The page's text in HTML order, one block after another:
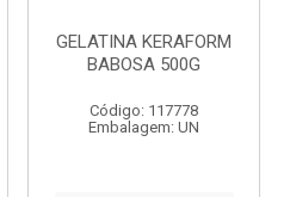
GELATINA KERAFORM
BABOSA 500G
Código: 117778
Embalagem: UN